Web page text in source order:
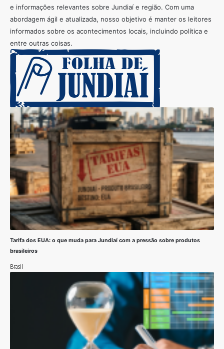
e informações relevantes sobre Jundiaí e região. Com uma
abordagem ágil e atualizada, nosso objetivo é manter os leitores
informados sobre os acontecimentos locais, incluindo política e
entre outras coisas.
Tarifa dos EUA: o que muda para Jundiaí com a pressão sobre produtos
brasileiros
Brasil